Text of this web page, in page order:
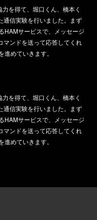
を得て、堀口くん、橋本く
通信実験を行いました。まず
HAMサービスで、メッセージ
マンドを送って応答してくれ
めていきます。
を得て、堀口くん、橋本く
通信実験を行いました。まず
HAMサービスで、メッセージ
マンドを送って応答してくれ
めていきます。